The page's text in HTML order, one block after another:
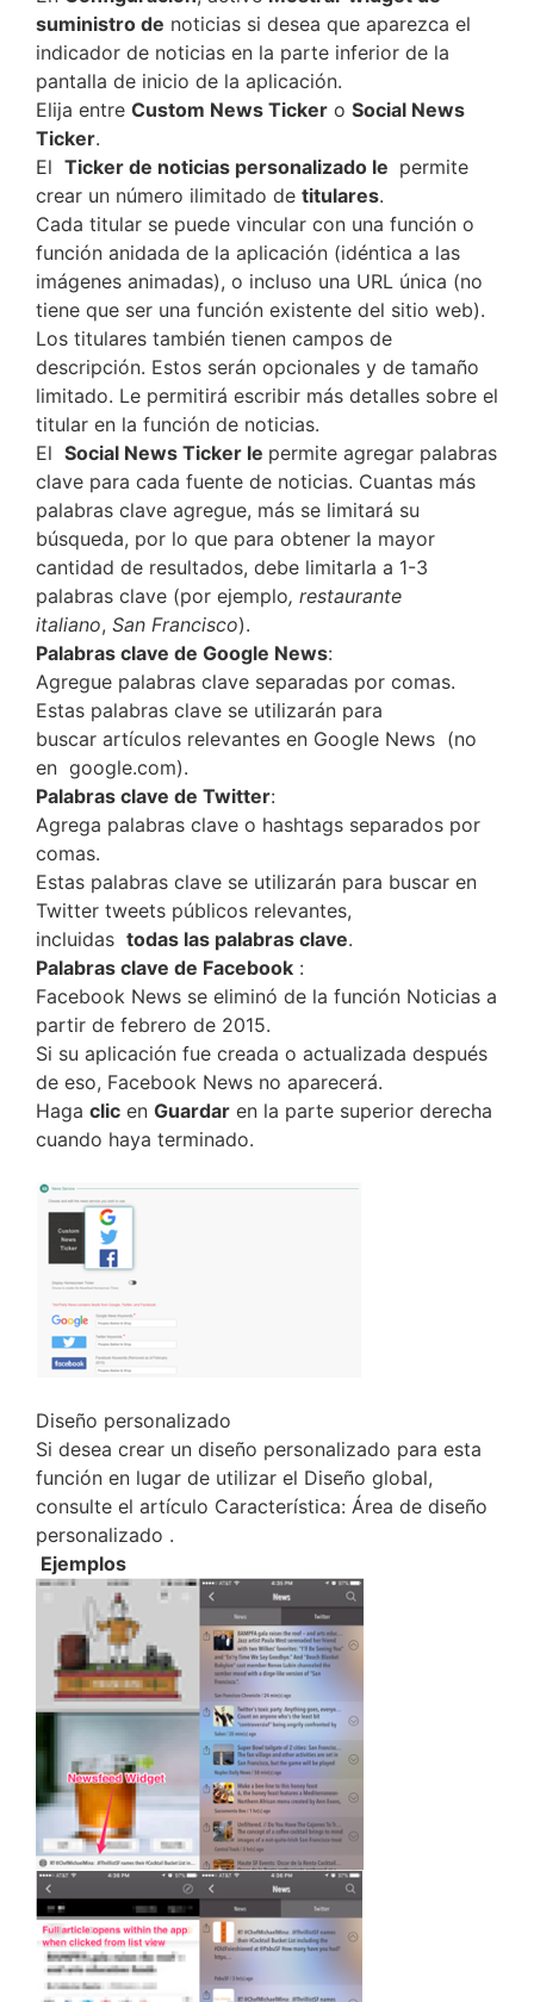
suministro de noticias si desea que aparezca el
indicador de noticias en la parte inferior de la
pantalla de inicio de la aplicación.
Elija entre Custom News Ticker o Social News
Ticker.
El Ticker de noticias personalizado le permite
crear un número ilimitado de titulares.
Cada titular se puede vincular con una función o
función anidada de la aplicación (idéntica a las
imágenes animadas), o incluso una URL única (no
tiene que ser una función existente del sitio web).
Los titulares también tienen campos de
descripción. Estos serán opcionales y de tamaño
limitado. Le permitirá escribir más detalles sobre el
titular en la función de noticias.
El Social News Ticker le permite agregar palabras
clave para cada fuente de noticias. Cuantas más
palabras clave agregue, más se limitará su
búsqueda, por lo que para obtener la mayor
cantidad de resultados, debe limitarla a 1-3
palabras clave (por ejemplo, restaurante
italiano, San Francisco).
Palabras clave de Google News:
Agregue palabras clave separadas por comas.
Estas palabras clave se utilizarán para
buscar artículos relevantes en Google News (no
en google.com).
Palabras clave de Twitter:
Agrega palabras clave o hashtags separados por
comas.
Estas palabras clave se utilizarán para buscar en
Twitter tweets públicos relevantes,
incluidas todas las palabras clave.
Palabras clave de Facebook :
Facebook News se eliminó de la función Noticias a
partir de febrero de 2015.
Si su aplicación fue creada o actualizada después
de eso, Facebook News no aparecerá.
Haga clic en Guardar en la parte superior derecha
cuando haya terminado.
Diseño personalizado
Si desea crear un diseño personalizado para esta
función en lugar de utilizar el Diseño global,
consulte el artículo Característica: Área de diseño
personalizado .
Ejemplos